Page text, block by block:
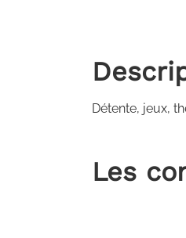
Détente, jeux,
Les